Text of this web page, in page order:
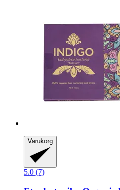
Varukorg
5.0 (7)